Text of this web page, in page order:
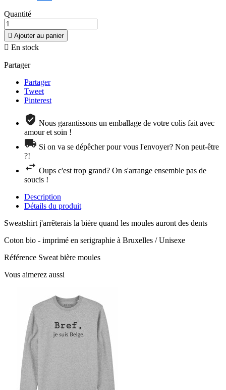
Quantité
 Ajouter au panier
 En stock
Partager
Partager
Tweet
Pinterest
Nous garantissons un emballage de votre colis fait avec
amour et soin !
Si on va se dépêcher pour vous l'envoyer? Non peut-être
?!
Oups c'est trop grand? On s'arrange ensemble pas de
soucis !
Description
Détails du produit
Sweatshirt j'arrêterais la bière quand les moules auront des dents
Coton bio - imprimé en serigraphie à Bruxelles / Unisexe
Référence Sweat bière moules
Vous aimerez aussi